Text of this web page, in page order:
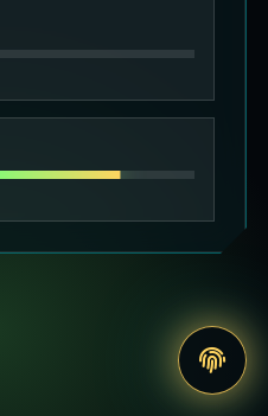
Acceder
au
site